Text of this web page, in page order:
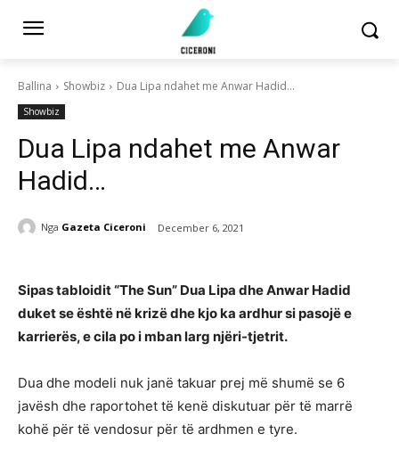
Ballina Showbiz Dua Lipa ndahet me Anwar Hadid...
Showbiz
Dua Lipa ndahet me Anwar
Hadid…
Nga Gazeta Ciceroni December 6, 2021
Sipas tabloidit “The Sun” Dua Lipa dhe Anwar Hadid
duket se është në krizë dhe kjo ka ardhur si pasojë e
karrierës, e cila po i mban larg njëri-tjetrit.
Dua dhe modeli nuk janë takuar prej më shumë se 6
javësh dhe raportohet të kenë diskutuar për të marrë
kohë për të vendosur për të ardhmen e tyre.